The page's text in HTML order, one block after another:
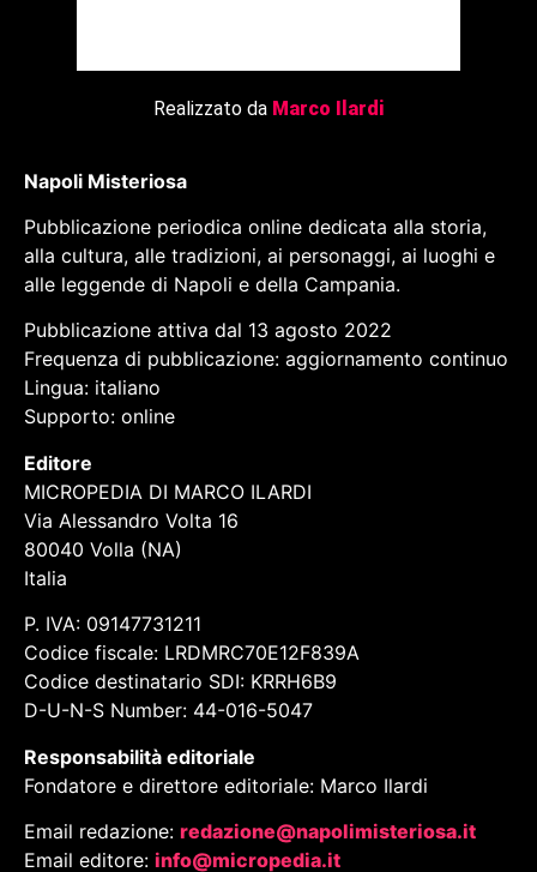
Realizzato da Marco Ilardi
Napoli Misteriosa
Pubblicazione periodica online dedicata alla storia,
alla cultura, alle tradizioni, ai personaggi, ai luoghi e
alle leggende di Napoli e della Campania.
Pubblicazione attiva dal 13 agosto 2022
Frequenza di pubblicazione: aggiornamento continuo
Lingua: italiano
Supporto: online
Editore
MICROPEDIA DI MARCO ILARDI
Via Alessandro Volta 16
80040 Volla (NA)
Italia
P. IVA: 09147731211
Codice fiscale: LRDMRC70E12F839A
Codice destinatario SDI: KRRH6B9
D-U-N-S Number: 44-016-5047
Responsabilità editoriale
Fondatore e direttore editoriale: Marco Ilardi
Email redazione: redazione@napolimisteriosa.it
Email editore: info@micropedia.it